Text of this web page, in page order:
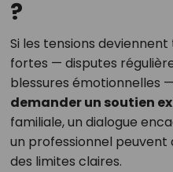
?
Si les tensions
fortes — disputes
blessures émotionnelles
demander un soutien
familiale, un dialogue
un professionnel
des limites claires.